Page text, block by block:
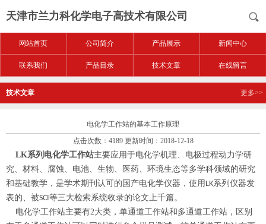
天津市兰力科化学电子高技术有限公司
网站首页 公司简介 产品展示 新闻中心
联系我们 产品目录 技术文章 在线留言
技术文章 更多>>
电化学工作站的基本工作原理
点击次数：4189 更新时间：2018-12-18
LK系列电化学工作站主要应用于电化学机理、电极过程动力学研
究、材料、腐蚀、电池、生物、医药、环境生态等多学科领域的研究
和基础教学，是学术期刊认可的国产电化学仪器，使用 LK系列仪器发
表的、被SCI等三大检索系统收录的论文上千篇。
电化学工作站主要有2大类，单通道工作站和多通道工作站，区别